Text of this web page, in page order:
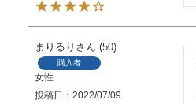
まりるり 50
購入者
女性
投稿日
2022/07/09